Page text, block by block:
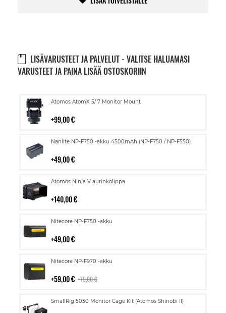
LISÄVARUSTEET JA PALVELUT - VALITSE HALUAMASI
VARUSTEET JA PAINA LISÄÄ OSTOSKORIIN
Atomos AtomX 5/ 7 Monitor Mount
99,00 €
Lisää
Nanlite NP-F750 -akku 4500mAh (NP-F750 / NP-F550)
49,00 €
Lisää
Atomos Ninja V aurinkolippa
140,00 €
Lisää
Nitecore NP-F750 -akku
49,00 €
Lisää
Nitecore NP-F970 -akku
59,00 € 79,00 €
Lisää
SmallRig 5030 Monitor Cage Kit (Atomos Shinobi II)
Lisää